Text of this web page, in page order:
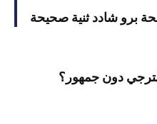
دون جمهور؟